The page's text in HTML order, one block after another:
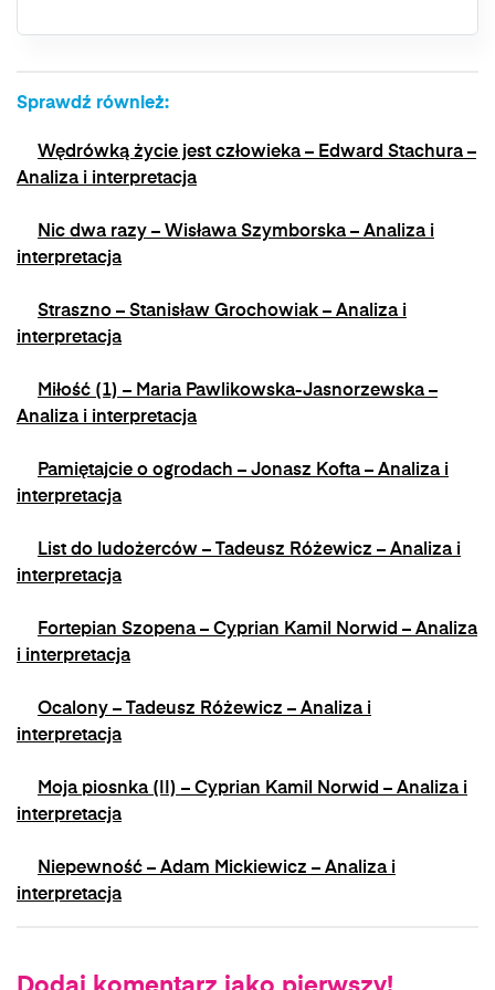
bez wpływu na zgodność z prawem
jest możliwe poprzez kontakt z Administratorem
naciśniecie przycisku "wypisz się" znajdującego
się w wiadomościach e-mail od nas.
Sprawdź również:
Wędrówką życie jest człowieka – Edward Stachura –
Analiza i interpretacja
Nic dwa razy – Wisława Szymborska – Analiza i
interpretacja
Straszno – Stanisław Grochowiak – Analiza i
interpretacja
Miłość (1) – Maria Pawlikowska-Jasnorzewska –
Analiza i interpretacja
Pamiętajcie o ogrodach – Jonasz Kofta – Analiza i
interpretacja
List do ludożerców – Tadeusz Różewicz – Analiza i
interpretacja
Fortepian Szopena – Cyprian Kamil Norwid – Analiza
i interpretacja
Ocalony – Tadeusz Różewicz – Analiza i
interpretacja
Moja piosnka (II) – Cyprian Kamil Norwid – Analiza i
interpretacja
Niepewność – Adam Mickiewicz – Analiza i
interpretacja